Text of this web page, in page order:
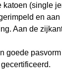
(single
en
Aan de
goede